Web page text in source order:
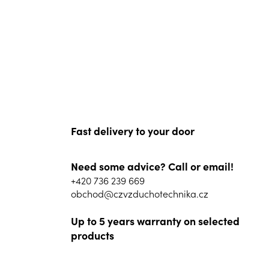
Fast delivery to your door
Need some advice? Call or email!
+420 736 239 669
obchod@czvzduchotechnika.cz
Up to 5 years warranty on selected
products